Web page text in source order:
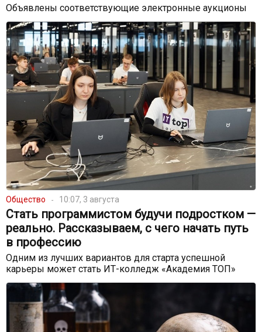
Объявлены соответствующие электронные аукционы
Общество 10:07, 3 августа
Стать программистом будучи подростком —
реально. Рассказываем, с чего начать путь
в профессию
Одним из лучших вариантов для старта успешной
карьеры может стать ИТ-колледж «Академия ТОП»